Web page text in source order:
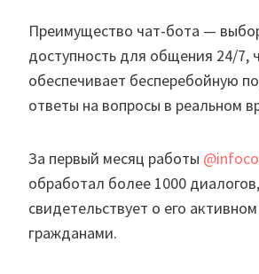
Преимущество чат-бота —
доступность для общения 24/7,
обеспечивает бесперебойную
ответы на вопросы в реальном
За первый месяц работы
обработал более 1000
свидетельствует о его
гражданами.